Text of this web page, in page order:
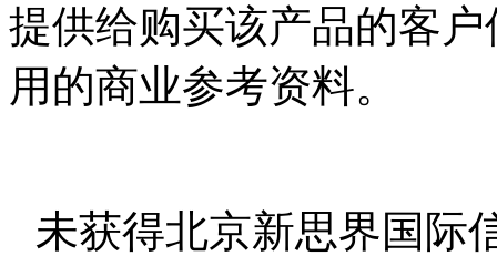
提供给购买该产品的客
用的商业参考资料。
未获得北京新思界国际